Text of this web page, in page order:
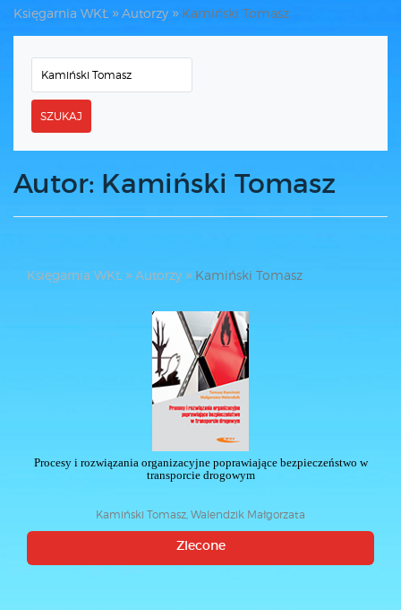
Księgarnia WKŁ Autorzy Kamiński Tomasz
SZUKAJ
Autor: Kamiński Tomasz
Księgarnia WKŁ Autorzy Kamiński Tomasz
Procesy i rozwiązania organizacyjne poprawiające bezpieczeństwo w
transporcie drogowym
Kamiński Tomasz, Walendzik Małgorzata
Zlecone